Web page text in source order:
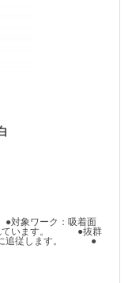
ーク：吸着面
ています。 ●抜群
軟に追従します。 ●